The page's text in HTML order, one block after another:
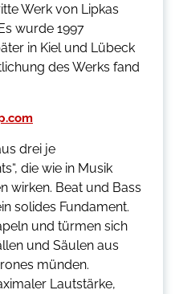
Werk von Lipkas
wurde 1997
in Kiel und Lübeck
des Werks fand
drei je
die wie in Musik
wirken. Beat und Bass
solides Fundament.
und türmen sich
und Säulen aus
münden.
Lautstärke,